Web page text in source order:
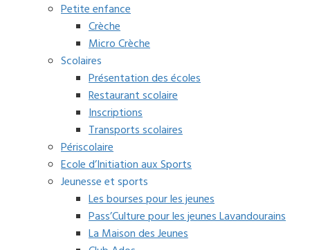
Petite enfance
Crèche
Micro Crèche
Scolaires
Présentation des écoles
Restaurant scolaire
Inscriptions
Transports scolaires
Périscolaire
Ecole d’Initiation aux Sports
Jeunesse et sports
Les bourses pour les jeunes
Pass’Culture pour les jeunes Lavandourains
La Maison des Jeunes